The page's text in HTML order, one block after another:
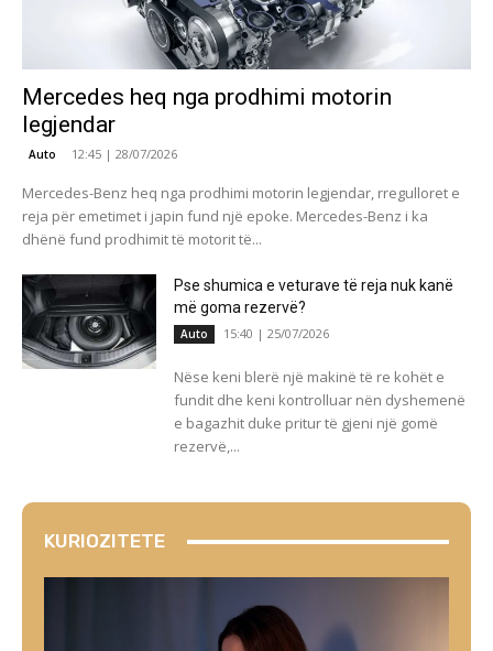
Mercedes heq nga prodhimi motorin
legjendar
Auto 12:45 | 28/07/2026
Mercedes-Benz heq nga prodhimi motorin legjendar, rregulloret e
reja për emetimet i japin fund një epoke. Mercedes-Benz i ka
dhënë fund prodhimit të motorit të...
Pse shumica e veturave të reja nuk kanë
më goma rezervë?
Auto 15:40 | 25/07/2026
Nëse keni blerë një makinë të re kohët e
fundit dhe keni kontrolluar nën dyshemenë
e bagazhit duke pritur të gjeni një gomë
rezervë,...
KURIOZITETE